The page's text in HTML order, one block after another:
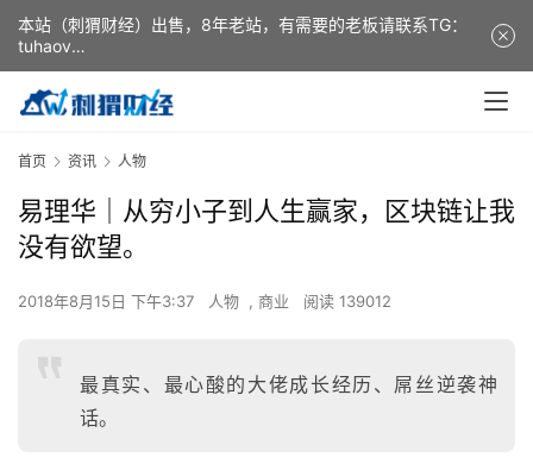
首页 资讯 人物
​​易理华｜从穷小子到人生赢家，区块链让我
没有欲望。
2018年8月15日 下午3:37 人物 , 商业 阅读 139012
最真实、最心酸的大佬成长经历、屌丝逆袭神
话。
本站（刺猬财经）出售，8年老站，有需要的老板请联系TG：
tuhaov
This website (ciweicaijing) is for sale. It is a 8-year-old
website. If you need it, please contact TG: tuhaov